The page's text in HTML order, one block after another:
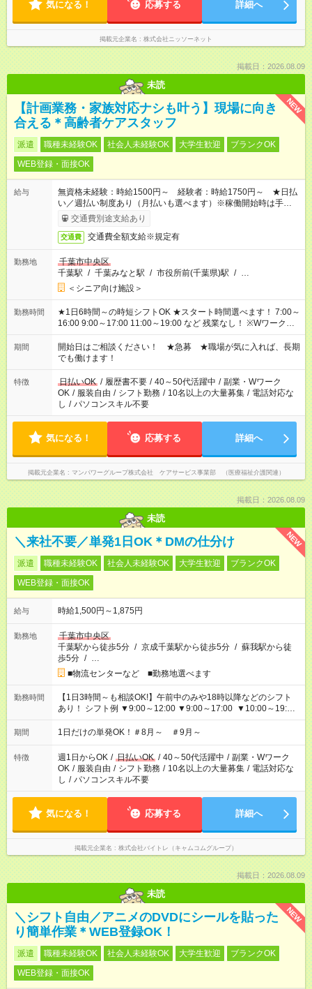
気になる！ 応募する 詳細へ
掲載元企業名 株式会社ニッソーネット
掲載日：2026.08.09
未読
NEW
【計画業務・家族対応ナシも叶う】現場に向き
合える＊高齢者ケアスタッフ
派遣 職種未経験OK 社会人未経験OK 大学生歓迎
ブランクOK
WEB登録・面接OK
給与
無資格未経験：時給1500円～ 経験者：時給1750円～ ★日払
い／週払い制度あり（月払いも選べます）※稼働開始時は手続き
完了次第のお支払いとなります。
交通費別途支給あり
交通費 交通費全額支給※規定有
勤務地
千葉市中央区
千葉駅 / 千葉みなと駅 / 市役所前(千葉県)駅 / …
＜シニア向け施設＞
勤務時間
★1日6時間～の時短シフトOK ★スタート時間選べます！ 7:00～
16:00 9:00～17:00 11:00～19:00 など 残業なし！ ※Wワークの
場合、他のお仕事と合わせ週40時間超の就業はご案内できませ
ん ※法令に基づき、週20時間以上勤務は社会保険への加入対象
となります ※労働者派遣法（日雇い派遣の原則禁止）により、
短時間・短期間の就業はご案内が難しい場合があります
期間
開始日はご相談ください！ ★急募 ★職場が気に入れば、長期
でも働けます！
特徴 日払いOK / 履歴書不要 / 40～50代活躍中 / 副業・Wワーク
OK / 服装自由 / シフト勤務 / 10名以上の大量募集 / 電話対応な
し / パソコンスキル不要
気になる！ 応募する 詳細へ
掲載元企業名 マンパワーグループ株式会社 ケアサービス事業部 （医療福祉介護関連）
掲載日：2026.08.09
未読
NEW
＼来社不要／単発1日OK＊DMの仕分け
派遣 職種未経験OK 社会人未経験OK 大学生歓迎
ブランクOK
WEB登録・面接OK
給与 時給1,500円～1,875円
勤務地
千葉市中央区
千葉駅から徒歩5分 / 京成千葉駅から徒歩5分 / 蘇我駅から徒
歩5分 / …
■物流センターなど ■勤務地選べます
勤務時間
【1日3時間～も相談OK!】午前中のみや18時以降などのシフト
あり！ シフト例 ▼9:00～12:00 ▼9:00～17:00 ▼10:00～19:00
▼18:00～21:00
期間 1日だけの単発OK！＃8月～ ＃9月～
特徴 週1日からOK / 日払いOK / 40～50代活躍中 / 副業・Wワーク
OK / 服装自由 / シフト勤務 / 10名以上の大量募集 / 電話対応な
し / パソコンスキル不要
気になる！ 応募する 詳細へ
掲載元企業名 株式会社バイトレ（キャムコムグループ）
掲載日：2026.08.09
未読
NEW
＼シフト自由／アニメのDVDにシールを貼った
り簡単作業＊WEB登録OK！
派遣 職種未経験OK 社会人未経験OK 大学生歓迎
ブランクOK
WEB登録・面接OK